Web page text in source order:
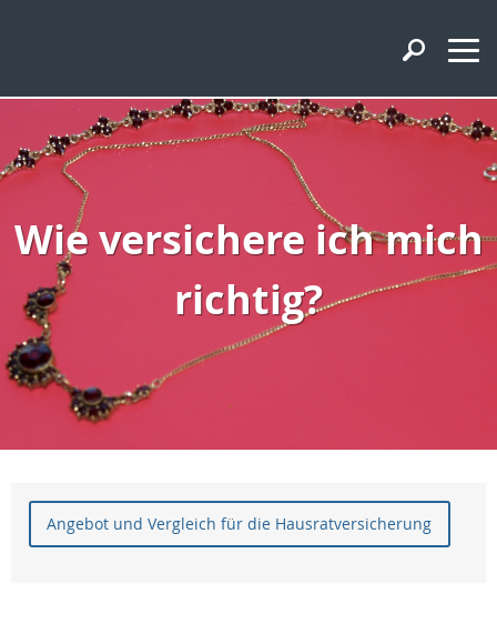
Wie versichere ich mich
richtig?
Angebot und Vergleich für die Hausratversicherung